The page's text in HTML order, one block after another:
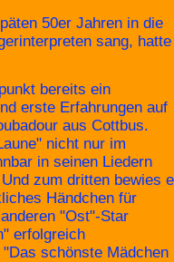
50er Jahren in die
sang, hatte
bereits ein
erste Erfahrungen auf
aus Cottbus.
nicht nur im
in seinen Liedern
zum dritten bewies
Händchen für
"Ost"-Star
erfolgreich
schönste Mädchen